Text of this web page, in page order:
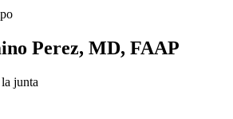
Perez, MD, FAAP
junta